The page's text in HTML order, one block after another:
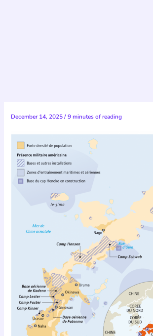
December 14, 2025/9 minutes of reading